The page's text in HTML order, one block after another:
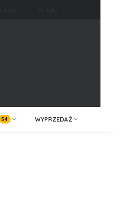
54 WYPRZEDAŻ